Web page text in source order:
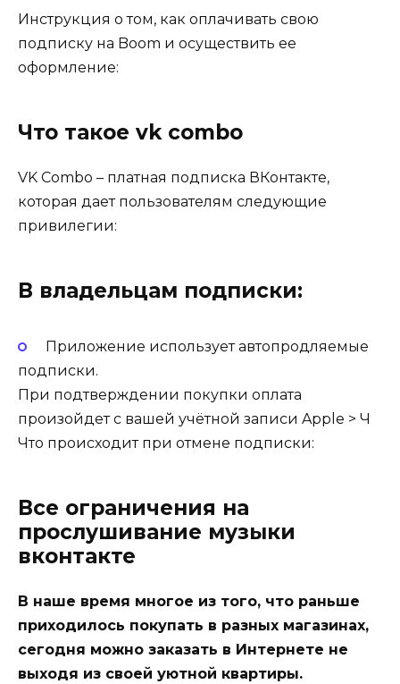
Инструкция о том, как оплачивать свою
подписку на Boom и осуществить ее
оформление:
Что такое vk combo
VK Combo – платная подписка ВКонтакте,
которая дает пользователям следующие
привилегии:
В владельцам подписки:
Приложение использует автопродляемые
подписки.
При подтверждении покупки оплата
произойдет с вашей учётной записи Apple > Ч
Что происходит при отмене подписки:
Все ограничения на
прослушивание музыки
вконтакте
В наше время многое из того, что раньше
приходилось покупать в разных магазинах,
сегодня можно заказать в Интернете не
выходя из своей уютной квартиры.